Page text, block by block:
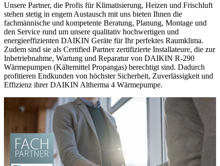
Unsere Partner, die Profis für Klimatisierung, Heizen und Frischluft
stehen stetig in engem Austausch mit uns bieten Ihnen die
fachmännische und kompetente Beratung, Planung, Montage und
den Service rund um unsere qualitativ hochwertigen und
energieeffizienten DAIKIN Geräte für Ihr perfektes Raumklima.
Zudem sind sie als Certified Partner zertifizierte Installateure, die zur
Inbetriebnahme, Wartung und Reparatur von DAIKIN R-290
Wärmepumpen (Kältemittel Propangas) berechtigt sind. Dadurch
profitieren Endkunden von höchster Sicherheit, Zuverlässigkeit und
Effizienz ihrer DAIKIN Altherma 4 Wärmepumpe.